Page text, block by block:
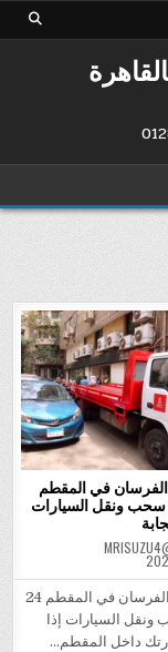
في المقطم
| سحب ونقل السيارات
ونش إنقاذ الفرسان في المقطم 24
السيارات إذا
داخل المقطم…